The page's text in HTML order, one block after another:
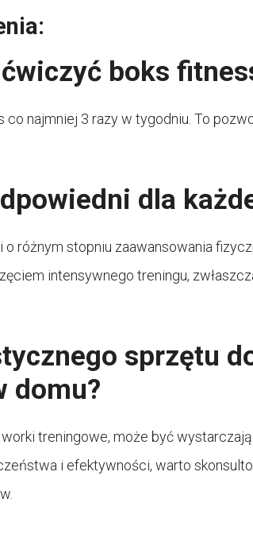
boks
najmniej 3 razy w tygodniu. To
dla
różnym stopniu zaawansowania
intensywnego treningu,
sprzętu
domu?
treningowe, może być
i efektywności, warto